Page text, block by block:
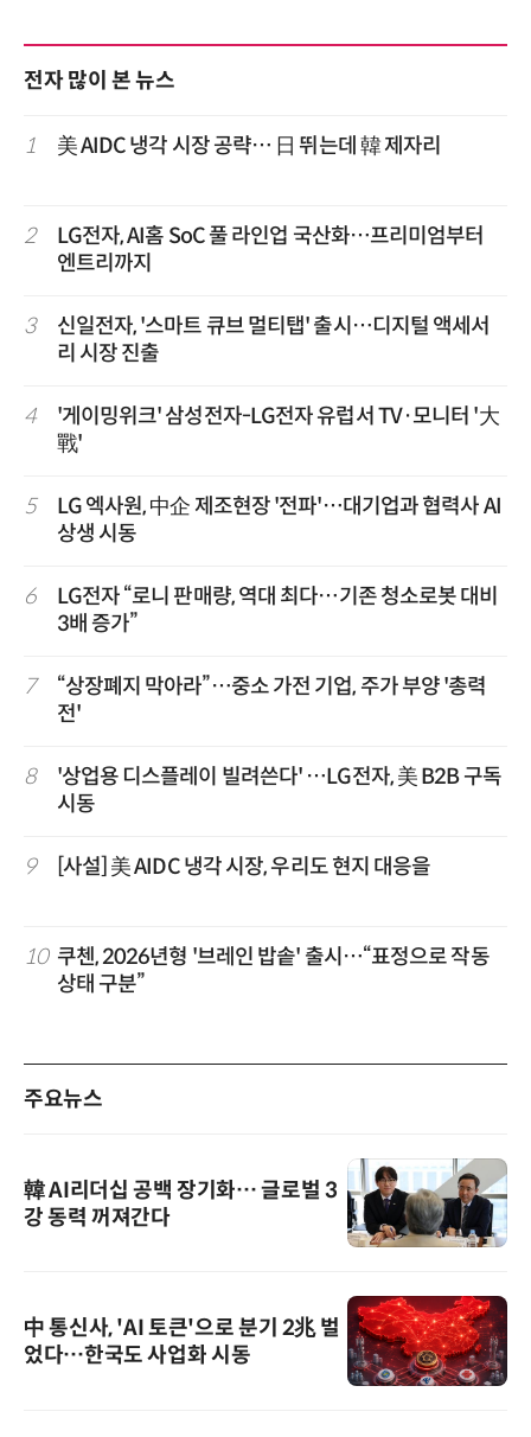
전자 많이 본 뉴스
1 美 AIDC 냉각 시장 공략… 日 뛰는데 韓 제자리
2
LG전자, AI홈 SoC 풀 라인업 국산화…프리미엄부터
엔트리까지
3
신일전자, '스마트 큐브 멀티탭' 출시…디지털 액세서
리 시장 진출
4
'게이밍위크' 삼성전자-LG전자 유럽서 TV·모니터 '大
戰'
5
LG 엑사원, 中企 제조현장 '전파'…대기업과 협력사 AI
상생 시동
6
LG전자 “로니 판매량, 역대 최다…기존 청소로봇 대비
3배 증가”
7
“상장폐지 막아라”…중소 가전 기업, 주가 부양 '총력
전'
8
'상업용 디스플레이 빌려쓴다' …LG전자, 美 B2B 구독
시동
9 [사설] 美 AIDC 냉각 시장, 우리도 현지 대응을
10 쿠첸, 2026년형 '브레인 밥솥' 출시…“표정으로 작동
상태 구분”
주요뉴스
韓 AI리더십 공백 장기화… 글로벌 3
강 동력 꺼져간다
中 통신사, 'AI 토큰'으로 분기 2兆 벌
었다…한국도 사업화 시동